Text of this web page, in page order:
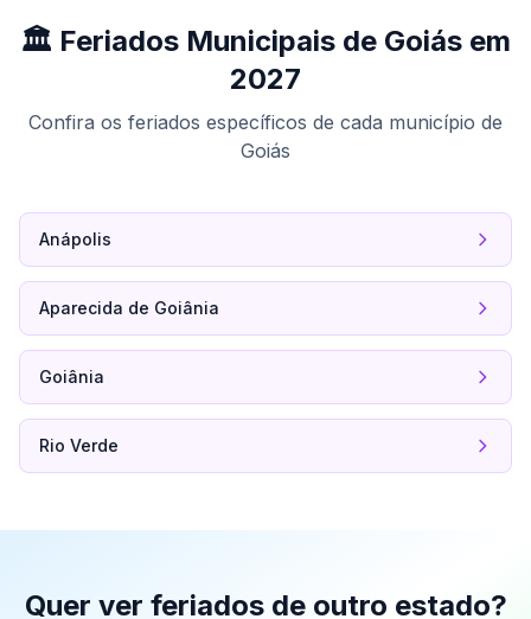
🏛️ Feriados Municipais de Goiás em
2027
Confira os feriados específicos de cada município de
Goiás
Anápolis
Aparecida de Goiânia
Goiânia
Rio Verde
Quer ver feriados de outro estado?